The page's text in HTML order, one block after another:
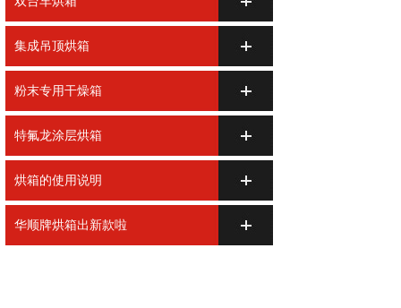
集成吊顶烘箱
粉末专用干燥箱
特氟龙涂层烘箱
烘箱的使用说明
华顺牌烘箱出新款啦